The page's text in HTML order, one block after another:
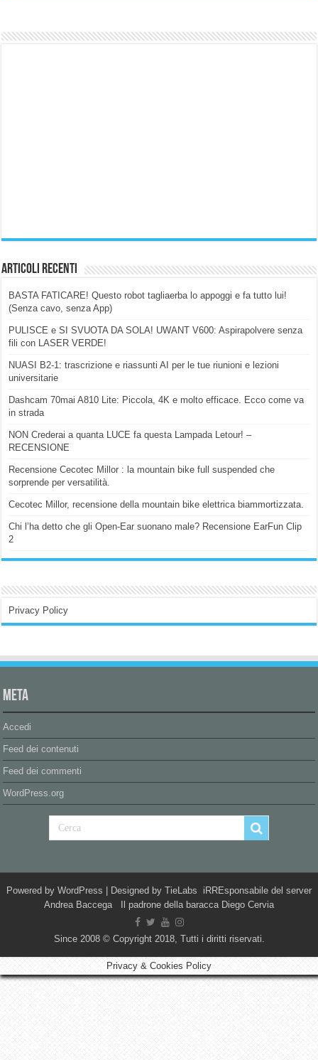
Articoli Recenti
BASTA FATICARE! Questo robot tagliaerba lo appoggi e fa tutto lui!
(Senza cavo, senza App)
PULISCE e SI SVUOTA DA SOLA! UWANT V600: Aspirapolvere senza
fili con LASER VERDE!
NUASI B2-1: trascrizione e riassunti AI per le tue riunioni e lezioni
universitarie
Dashcam 70mai A810 Lite: Piccola, 4K e molto efficace. Ecco come va
in strada
NON Crederai a quanta LUCE fa questa Lampada Letour! –
RECENSIONE
Recensione Cecotec Millor : la mountain bike full suspended che
sorprende per versatilità.
Cecotec Millor, recensione della mountain bike elettrica biammortizzata.
Chi l’ha detto che gli Open-Ear suonano male? Recensione EarFun Clip
2
Privacy Policy
Meta
Accedi
Feed dei contenuti
Feed dei commenti
WordPress.org
Powered by WordPress | Designed by TieLabs iRREsponsabile del server
Andrea Baccega Il padrone della baracca Diego Cervia
Since 2008 © Copyright 2018, Tutti i diritti riservati.
Privacy & Cookies Policy